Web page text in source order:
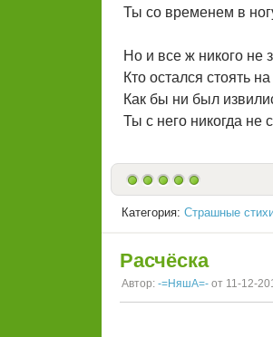
Ты со временем в
Но и все ж никого не
Кто остался стоять на
Как бы ни был
Ты с него никогда не
Категория: Страшные
Расчёска
Автор: -=НяшА=- от 11-12-